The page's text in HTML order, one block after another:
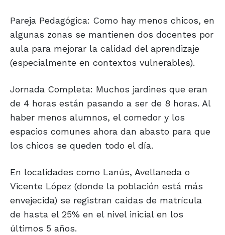
Pareja Pedagógica: Como hay menos chicos, en
algunas zonas se mantienen dos docentes por
aula para mejorar la calidad del aprendizaje
(especialmente en contextos vulnerables).
Jornada Completa: Muchos jardines que eran
de 4 horas están pasando a ser de 8 horas. Al
haber menos alumnos, el comedor y los
espacios comunes ahora dan abasto para que
los chicos se queden todo el día.
En localidades como Lanús, Avellaneda o
Vicente López (donde la población está más
envejecida) se registran caídas de matrícula
de hasta el 25% en el nivel inicial en los
últimos 5 años.